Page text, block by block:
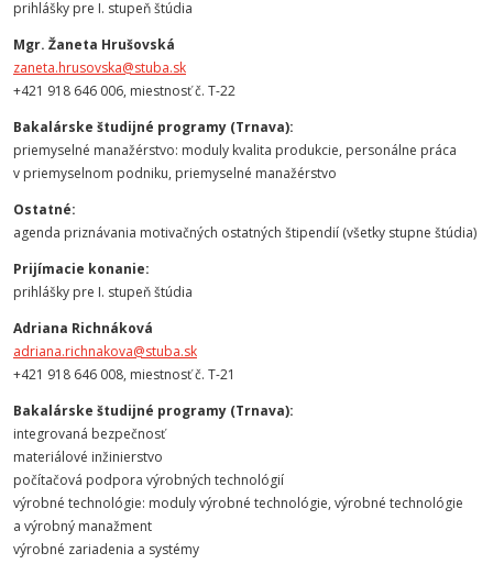
prihlášky pre I. stupeň štúdia
Mgr. Žaneta Hrušovská
zaneta.hrusovska@stuba.sk
+421 918 646 006, miestnosť č. T-22
Bakalárske študijné programy (Trnava):
priemyselné manažérstvo: moduly kvalita produkcie, personálne práca
v priemyselnom podniku, priemyselné manažérstvo
Ostatné:
agenda priznávania motivačných ostatných štipendií (všetky stupne štúdia)
Prijímacie konanie:
prihlášky pre I. stupeň štúdia
Adriana Richnáková
adriana.richnakova@stuba.sk
+421 918 646 008, miestnosť č. T-21
Bakalárske študijné programy (Trnava):
integrovaná bezpečnosť
materiálové inžinierstvo
počítačová podpora výrobných technológií
výrobné technológie: moduly výrobné technológie, výrobné technológie
a výrobný manažment
výrobné zariadenia a systémy